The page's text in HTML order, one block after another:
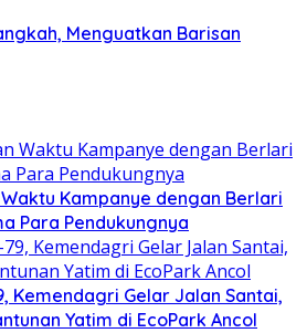
Menguatkan Barisan
Kampanye dengan Berlari
Para Pendukungnya
Kemendagri Gelar Jalan Santai,
Yatim di EcoPark Ancol